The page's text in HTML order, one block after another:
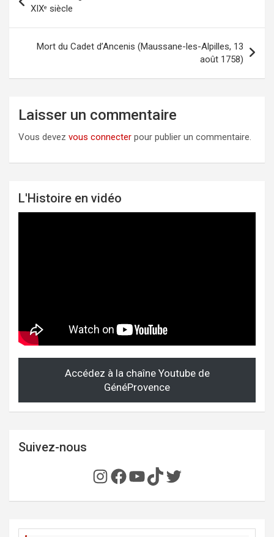
l’article
XIXe siècle
Mort du Cadet d’Ancenis (Maussane-les-Alpilles, 13
août 1758)
Laisser un commentaire
Vous devez vous connecter pour publier un commentaire.
L'Histoire en vidéo
Accédez à la chaîne Youtube de
GénéProvence
Suivez-nous
Instagram
Facebook
YouTube
TikTok
Twitter